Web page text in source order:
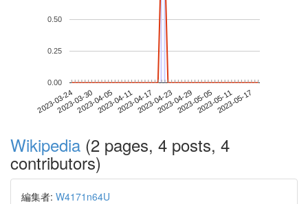
2023-03-242023-03-302023-04-052023-04-112023-04-172023-04-232023-04-292023-05-052023-05-112023-05-17
0.00
0.25
0.50
Wikipedia (2 pages, 4 posts, 4
contributors)
編集者: W4171n64U